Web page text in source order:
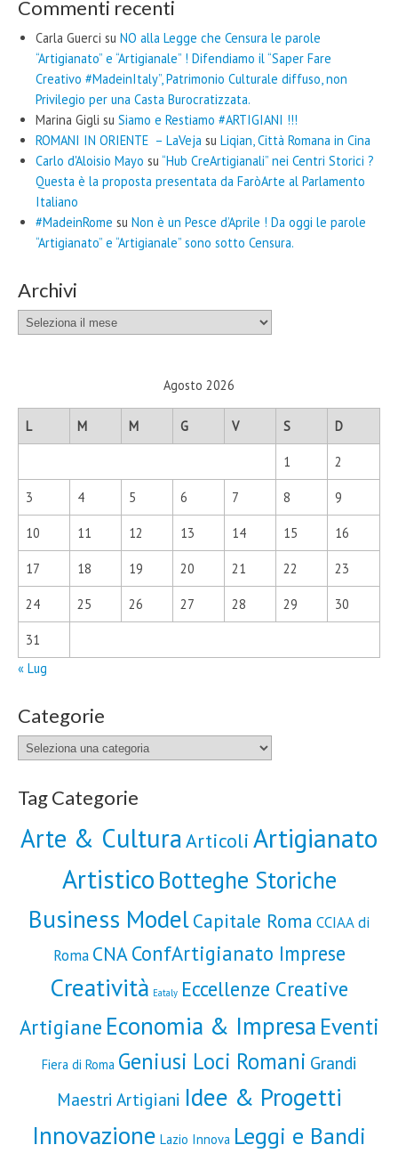
Commenti recenti
Carla Guerci su NO alla Legge che Censura le parole
“Artigianato” e “Artigianale” ! Difendiamo il “Saper Fare
Creativo #MadeinItaly”, Patrimonio Culturale diffuso, non
Privilegio per una Casta Burocratizzata.
Marina Gigli su Siamo e Restiamo #ARTIGIANI !!!
ROMANI IN ORIENTE – LaVeja su Liqian, Città Romana in Cina
Carlo d'Aloisio Mayo su “Hub CreArtigianali” nei Centri Storici ?
Questa è la proposta presentata da FaròArte al Parlamento
Italiano
#MadeinRome su Non è un Pesce d’Aprile ! Da oggi le parole
“Artigianato” e “Artigianale” sono sotto Censura.
Archivi
Archivi
Agosto 2026
L M M G V S D
1 2
3 4 5 6 7 8 9
10 11 12 13 14 15 16
17 18 19 20 21 22 23
24 25 26 27 28 29 30
31
« Lug
Categorie
Categorie
Tag Categorie
Arte & CulturaArticoli Artigianato
Artistico Botteghe Storiche
Business ModelCapitale Roma CCIAA di
Roma CNAConfArtigianato Imprese
Creatività Eataly Eccellenze Creative
Artigiane Economia & Impresa Eventi
Fiera di Roma Geniusi Loci Romani Grandi
Maestri Artigiani Idee & Progetti
Innovazione Lazio Innova Leggi e Bandi